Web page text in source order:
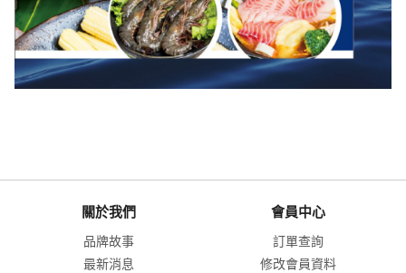
關於我們
品牌故事
最新消息
會員中心
訂單查詢
修改會員資料